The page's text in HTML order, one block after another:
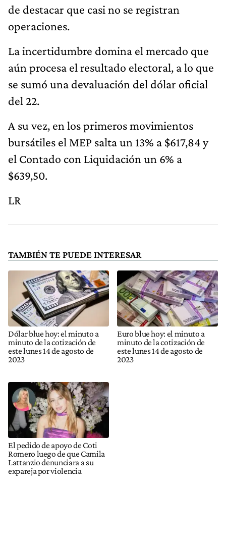
de destacar que casi no se registran
operaciones.
La incertidumbre domina el mercado que
aún procesa el resultado electoral, a lo que
se sumó una devaluación del dólar oficial
del 22.
A su vez, en los primeros movimientos
bursátiles el MEP salta un 13% a $617,84 y
el Contado con Liquidación un 6% a
$639,50.
LR
TAMBIÉN TE PUEDE INTERESAR
Dólar blue hoy: el minuto a
minuto de la cotización de
este lunes 14 de agosto de
2023
Euro blue hoy: el minuto a
minuto de la cotización de
este lunes 14 de agosto de
2023
El pedido de apoyo de Coti
Romero luego de que Camila
Lattanzio denunciara a su
expareja por violencia